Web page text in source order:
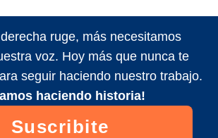
ruge, más necesitamos
voz. Hoy más que nunca te
seguir haciendo nuestro trabajo.
haciendo historia!
Suscribite